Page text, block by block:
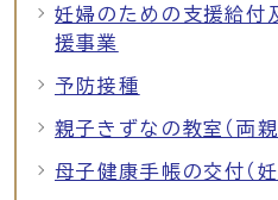
妊婦のための支援給付
援事業
予防接種
親子きずなの教室（両親
母子健康手帳の交付（